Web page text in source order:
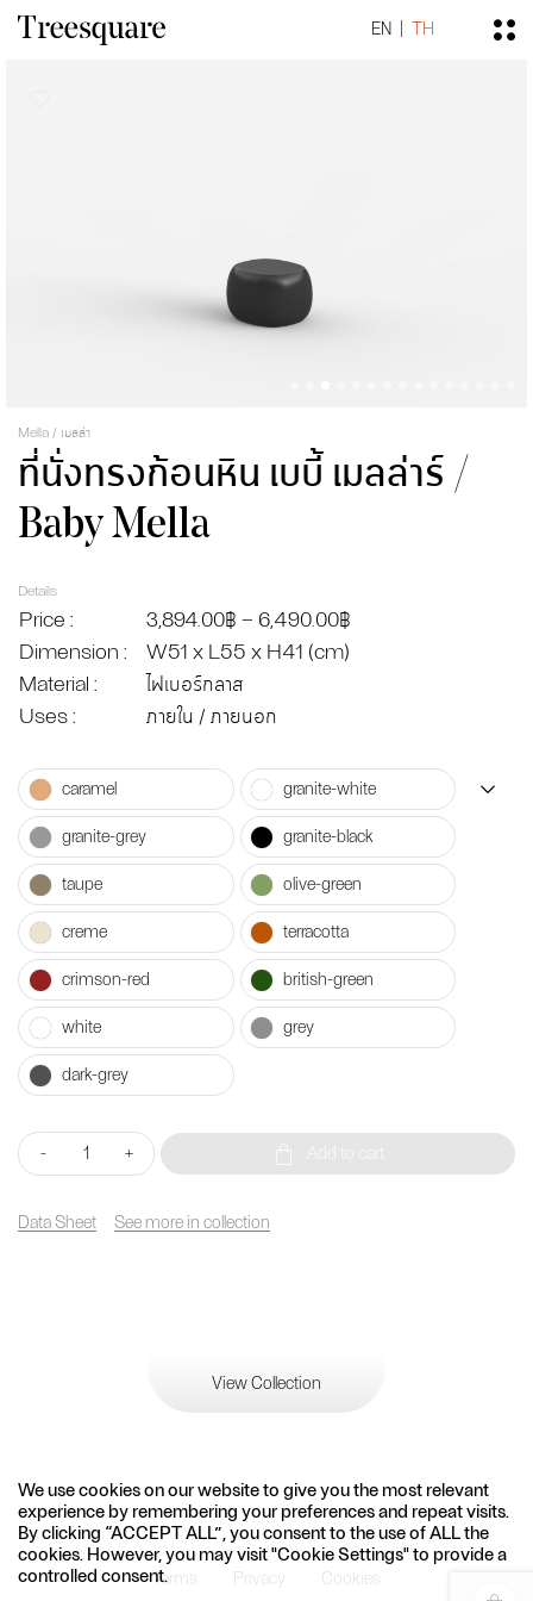
EN TH
Mella / เมลล่า
ที่นั่งทรงก้อนหิน เบบี้ เมลล่าร์ /
Baby Mella
Details
Price : 3,894.00฿ – 6,490.00฿
Dimension :
W51 x L55 x H41 (cm)
Material :
ไฟเบอร์กลาส
Uses :
ภายใน / ภายนอก
ที่
นั่ง
ก้อน
หิน
- +
Data Sheet See more in collection
View Collection
Terms Privacy Cookies
We use cookies on our website to give you the most relevant
experience by remembering your preferences and repeat visits.
By clicking “ACCEPT ALL”, you consent to the use of ALL the
cookies. However, you may visit "Cookie Settings" to provide a
controlled consent.